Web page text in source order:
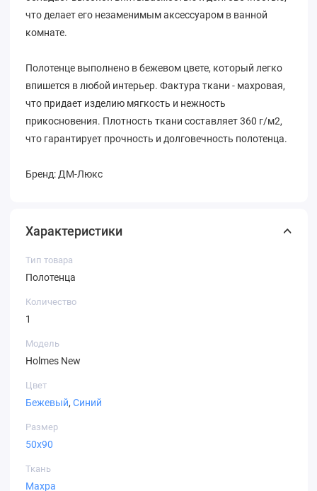
что делает его незаменимым аксессуаром в ванной
комнате.
Полотенце выполнено в бежевом цвете, который легко
впишется в любой интерьер. Фактура ткани - махровая,
что придает изделию мягкость и нежность
прикосновения. Плотность ткани составляет 360 г/м2,
что гарантирует прочность и долговечность полотенца.
Бренд: ДМ-Люкс
Характеристики
Тип товара
Полотенца
Количество
1
Модель
Holmes New
Цвет
Бежевый, Синий
Размер
50х90
Ткань
Махра